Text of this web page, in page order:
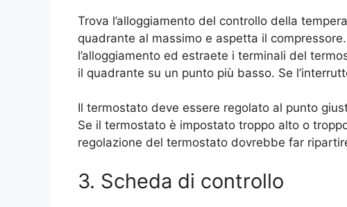
Trova l’alloggiamento del controllo della
quadrante al massimo e aspetta il
l’alloggiamento ed estraete i terminali del
il quadrante su un punto più basso. Se
Il termostato deve essere regolato al punto
Se il termostato è impostato troppo alto o
regolazione del termostato dovrebbe far
3. Scheda di controllo